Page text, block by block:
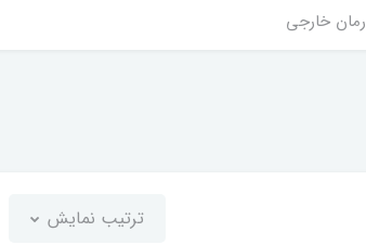
رمان خارجی
ترتیب نمایش